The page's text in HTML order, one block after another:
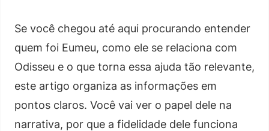
Se você chegou até aqui procurando entender
quem foi Eumeu, como ele se relaciona com
Odisseu e o que torna essa ajuda tão relevante,
este artigo organiza as informações em
pontos claros. Você vai ver o papel dele na
narrativa, por que a fidelidade dele funciona